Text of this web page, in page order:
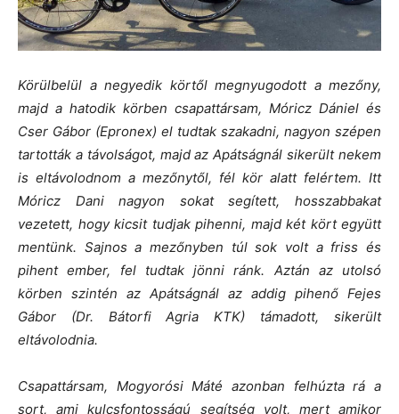
Körülbelül a negyedik körtől megnyugodott a mezőny,
majd a hatodik körben csapattársam, Móricz Dániel és
Cser Gábor (Epronex) el tudtak szakadni, nagyon szépen
tartották a távolságot, majd az Apátságnál sikerült nekem
is eltávolodnom a mezőnytől, fél kör alatt felértem. Itt
Móricz Dani nagyon sokat segített, hosszabbakat
vezetett, hogy kicsit tudjak pihenni, majd két kört együtt
mentünk. Sajnos a mezőnyben túl sok volt a friss és
pihent ember, fel tudtak jönni ránk. Aztán az utolsó
körben szintén az Apátságnál az addig pihenő Fejes
Gábor (Dr. Bátorfi Agria KTK) támadott, sikerült
eltávolodnia.
Csapattársam, Mogyorósi Máté azonban felhúzta rá a
sort, ami kulcsfontosságú segítség volt, mert amikor